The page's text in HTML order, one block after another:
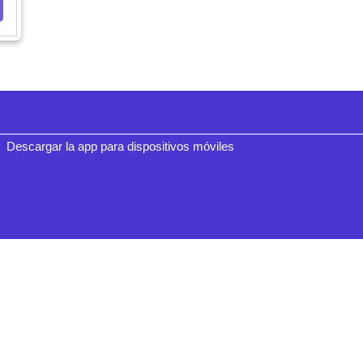
Descargar la app para dispositivos móviles